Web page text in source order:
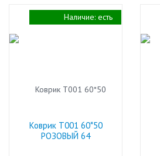
Коврик Т001 60*50
РОЗОВЫЙ 64
Наличие: есть